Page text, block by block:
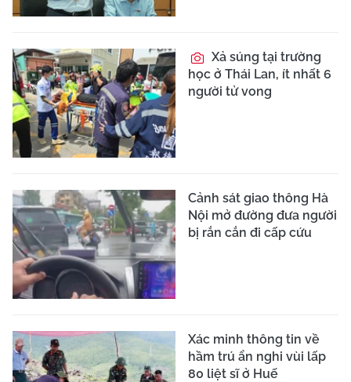
Xả súng tại trường
học ở Thái Lan, ít nhất 6
người tử vong
Cảnh sát giao thông Hà
Nội mở đường đưa người
bị rắn cắn đi cấp cứu
Xác minh thông tin về
hầm trú ẩn nghi vùi lấp
80 liệt sĩ ở Huế